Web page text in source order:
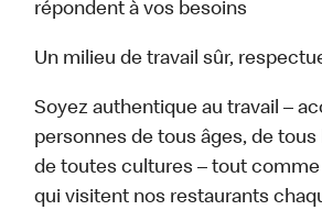
répondent à vos besoins
Un milieu de travail sûr,
Soyez authentique au travail –
personnes de tous âges, de
de toutes cultures – tout
qui visitent nos restaurants